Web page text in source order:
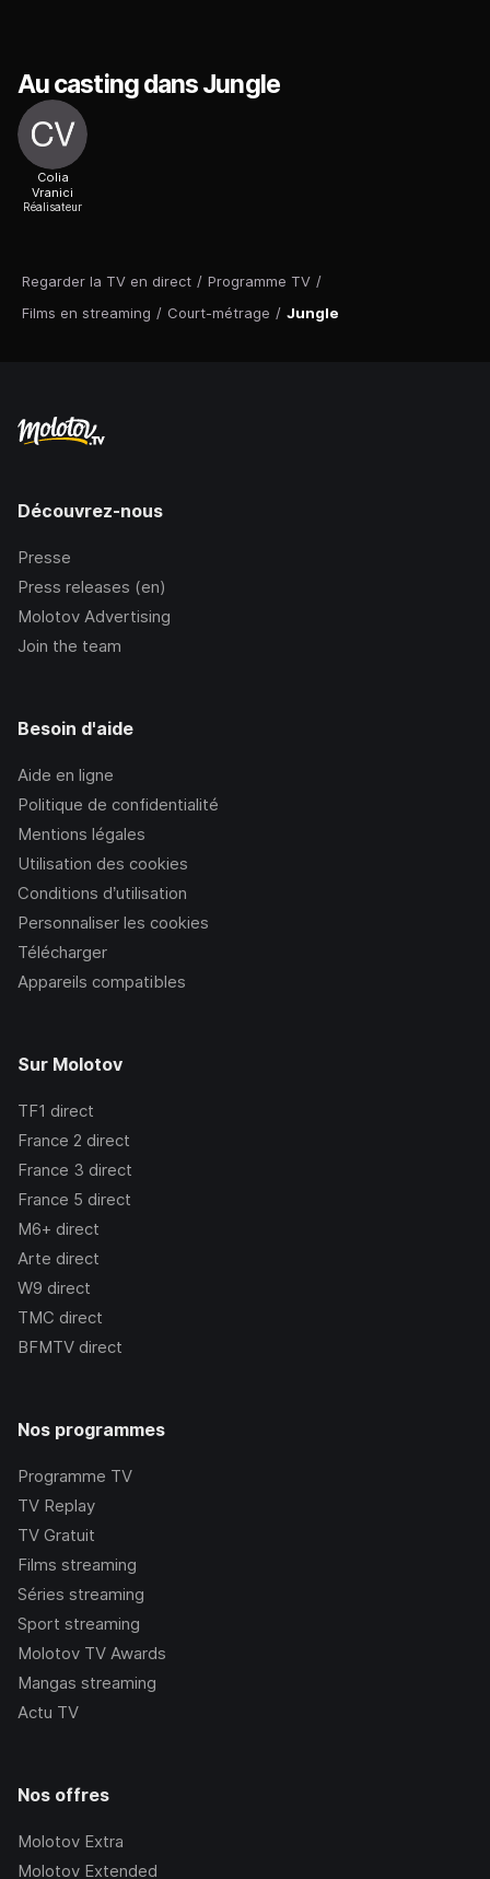
Regarder la TV en direct / Programme TV /
Films en streaming / Court-métrage / Jungle
Au casting dans Jungle
Colia
Vranici
Réalisateur
Découvrez-nous
Presse
Press releases (en)
Molotov Advertising
Join the team
Besoin d'aide
Aide en ligne
Politique de confidentialité
Mentions légales
Utilisation des cookies
Conditions d’utilisation
Personnaliser les cookies
Télécharger
Appareils compatibles
Sur Molotov
TF1 direct
France 2 direct
France 3 direct
France 5 direct
M6+ direct
Arte direct
W9 direct
TMC direct
BFMTV direct
Nos programmes
Programme TV
TV Replay
TV Gratuit
Films streaming
Séries streaming
Sport streaming
Molotov TV Awards
Mangas streaming
Actu TV
Nos offres
Molotov Extra
Molotov Extended